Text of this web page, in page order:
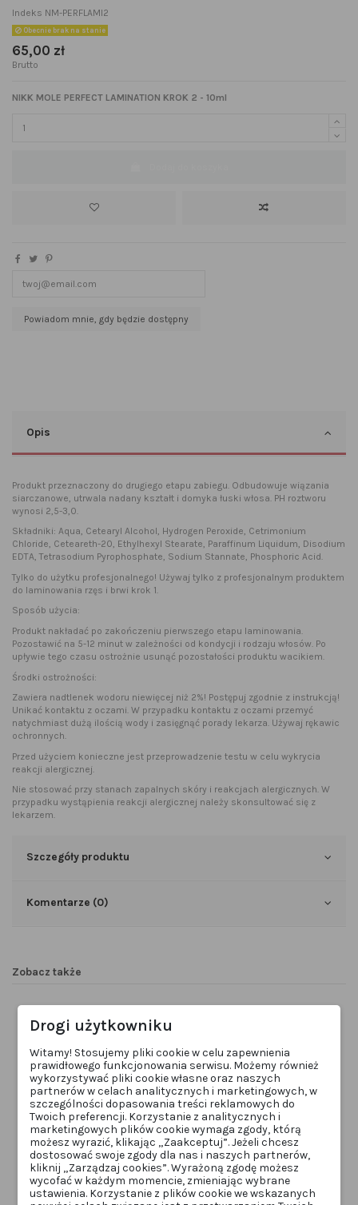
Indeks NM-PERFLAMI2
Obecnie brak na stanie
65,00 zł
Brutto
NIKK MOLE PERFECT LAMINATION KROK 2 - 10ml
Opis
Produkt przeznaczony do drugiego etapu zabiegu. Odbudowuje wiązania
siarczanowe, utrwala nadany kształt i domyka łuski włosa. PH roztworu
wynosi 2,5-3,0.
Składniki: Aqua, Cetearyl Alcohol, Hydrogen Peroxide, Cetrimonium
Chloride, Ceteareth-20, Ethylhexyl Stearate, Paraffinum Liquidum, Disodium
EDTA, Tetrasodium Pyrophosphate, Sodium Stannate, Phosphoric Acid.
Tylko do użytku profesjonalnego! Używaj tylko z profesjonalnym produktem
do laminowania rzęs i brwi krok 1.
Sposób użycia:
Produkt nakładać po zakończeniu pierwszego etapu laminowania.
Pozostawić na 5-12 minut w zależności od kondycji i rodzaju włosów. Po
upływie tego czasu ostrożnie usunąć pozostałości produktu wacikiem.
Środki ostrożności:
Zawiera nadtlenek wodoru niewięcej niż 2%! Postępuj zgodnie z instrukcją!
Unikać kontaktu z oczami. W przypadku kontaktu z oczami przemyć
natychmiast dużą ilością wody i zasięgnąć porady lekarza. Używaj rękawic
ochronnych.
Przed użyciem konieczne jest przeprowadzenie testu w celu wykrycia
reakcji alergicznej.
Nie stosować przy stanach zapalnych skóry i reakcjach alergicznych. W
przypadku wystąpienia reakcji alergicznej należy skonsultować się z
lekarzem.
Szczegóły produktu
Komentarze (0)
Zobacz także
BRWI
Nikk Mole pianka do brwi i rzęs
150 ml
NMSZAMP1
Obecnie brak na stanie
RZĘSY
InLei® „LASH MOLECULAR 4”
rekonstrukcja molekularna do
rzęs i brwi 15ml
INLEIMOLE4
Drogi użytkowniku
Witamy! Stosujemy pliki cookie w celu zapewnienia
prawidłowego funkcjonowania serwisu. Możemy również
wykorzystywać pliki cookie własne oraz naszych
partnerów w celach analitycznych i marketingowych, w
szczególności dopasowania treści reklamowych do
Twoich preferencji. Korzystanie z analitycznych i
marketingowych plików cookie wymaga zgody, którą
możesz wyrazić, klikając „Zaakceptuj”. Jeżeli chcesz
dostosować swoje zgody dla nas i naszych partnerów,
kliknij „Zarządzaj cookies”. Wyrażoną zgodę możesz
wycofać w każdym momencie, zmieniając wybrane
ustawienia. Korzystanie z plików cookie we wskazanych